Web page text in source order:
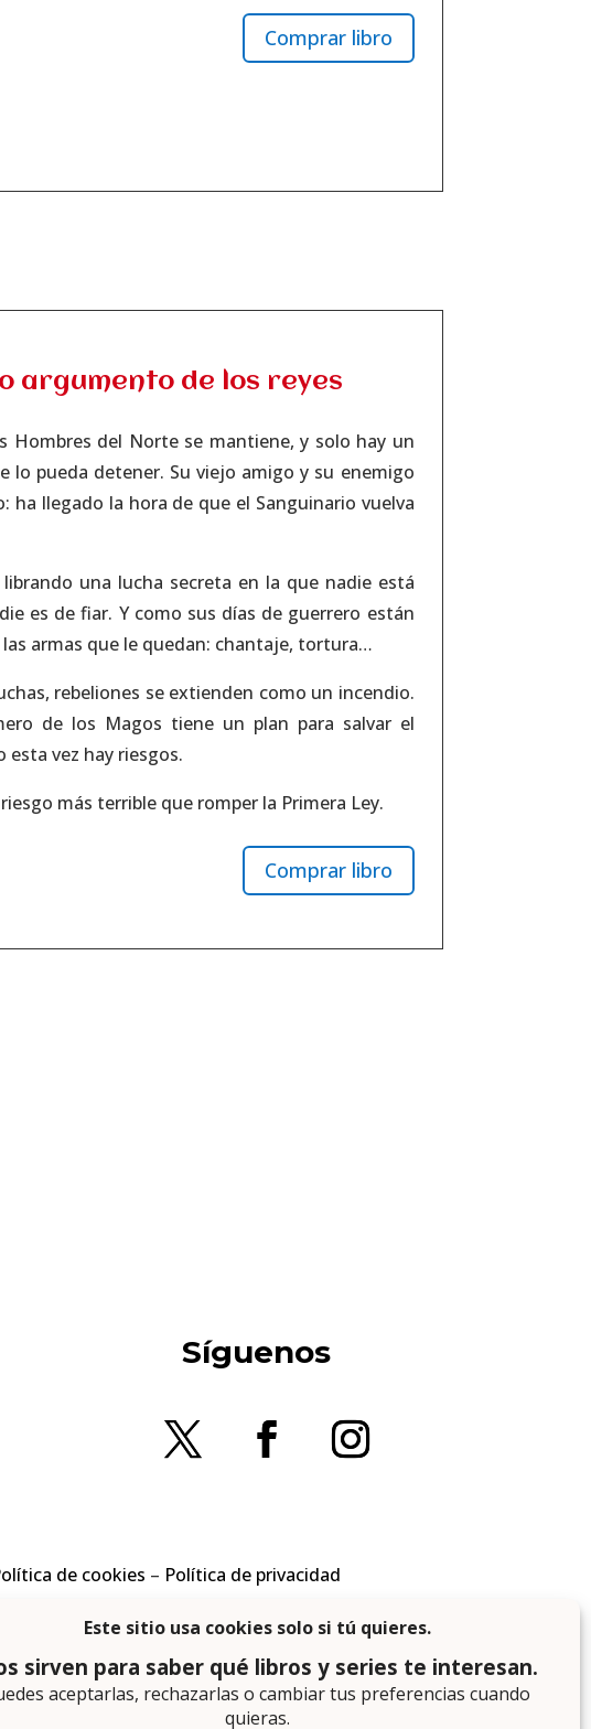
Comprar libro
argumento de los reyes
Hombres del Norte se mantiene, y solo hay un
lo pueda detener. Su viejo amigo y su enemigo
ha llegado la hora de que el Sanguinario vuelva
una lucha secreta en la que nadie está
es de fiar. Y como sus días de guerrero están
armas que le quedan: chantaje, tortura…
rebeliones se extienden como un incendio.
de los Magos tiene un plan para salvar el
esta vez hay riesgos.
más terrible que romper la Primera Ley.
Comprar libro
Síguenos
de cookies – Política de privacidad
que cumplen los requisitos aplicables